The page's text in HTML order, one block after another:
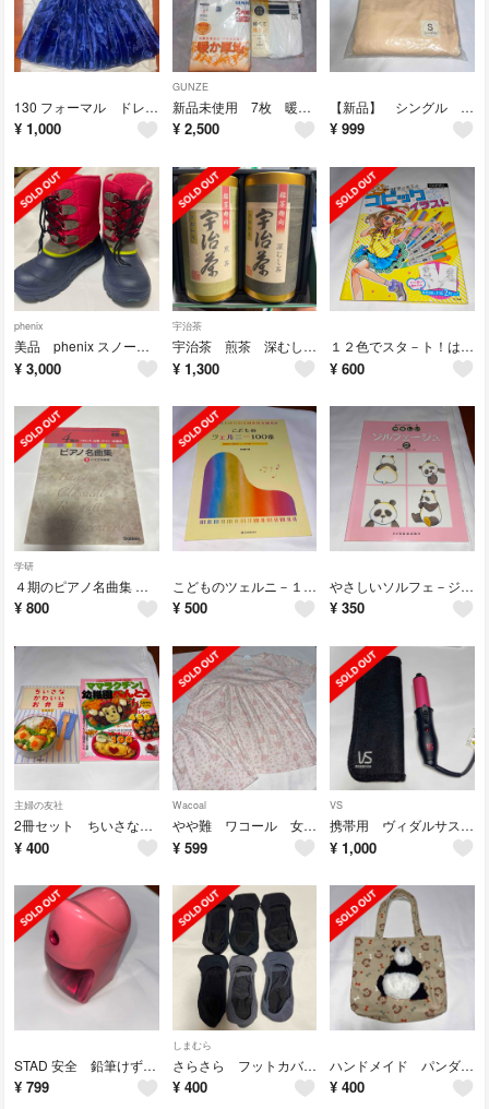
130 フォーマル ドレス ワンピース 発表会 クリスマス パーティープリンセス
¥ 1,000
GUNZE
新品未使用 7枚 暖か GUNZE トップバリュー 暖か 長ズボン下
¥ 2,500
【新品】 シングル ベッド ボックスシーツ アプリコット
¥ 999
phenix
美品 phenix スノーブーツ 23.0 フェニックス スキー ジュニア
¥ 3,000
宇治茶
宇治茶 煎茶 深むし茶 2缶セット 緑茶 日本茶
¥ 1,300
１２色でスタ－ト！はじめてのコピックイラスト ｃｏｐｉｃ公式ガイドブック
¥ 600
学研
４期のピアノ名曲集 ＣＤつき １バイエル程度 バロック、古典話、ロマン近現代
¥ 800
こどものツェルニ－１００番 効果的な２４曲でしっかり身につくテクニック
¥ 500
やさしいソルフェ－ジュ 問題付・楽典練習ノ－ト ２
¥ 350
主婦の友社
2冊セット ちいさなかわいいお弁当 ママラクチン！幼稚園べんとう
¥ 400
Wacoal
やや難 ワコール 女の子パジャマ 140-155 ピンク
¥ 599
VS
携帯用 ヴィダルサスーン ミニコテ ヘアアイロン
¥ 1,000
STAD 安全 鉛筆けずり ピンク ナカバヤシ
¥ 799
しまむら
さらさら フットカバー 6足 セット
¥ 400
ハンドメイド パンダ ミニバッグ コットン
¥ 400